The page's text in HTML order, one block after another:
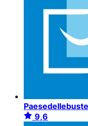
9,6